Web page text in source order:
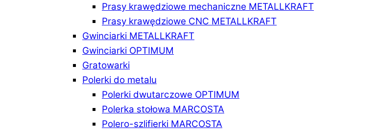
Prasy krawędziowe mechaniczne METALLKRAFT
Prasy krawędziowe CNC METALLKRAFT
Gwinciarki METALLKRAFT
Gwinciarki OPTIMUM
Gratowarki
Polerki do metalu
Polerki dwutarczowe OPTIMUM
Polerka stołowa MARCOSTA
Polero-szlifierki MARCOSTA